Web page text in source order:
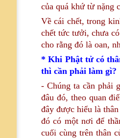
của quá khứ từ nặng
Về cái chết, trong
chết tức tưởi, chưa
cho rằng đó là oan,
* Khi Phật tử có
thì cần phải làm gì?
- Chúng ta cần phải
đâu đó, theo quan
đây được hiểu là
đó có một nơi để
cuối cùng trên thân